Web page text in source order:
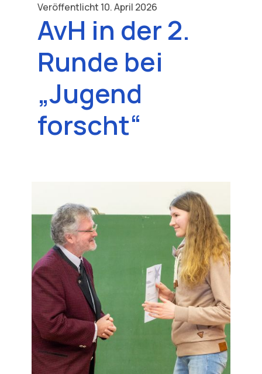
Veröffentlicht 10. April 2026
AvH in der 2.
Runde bei
„Jugend
forscht“